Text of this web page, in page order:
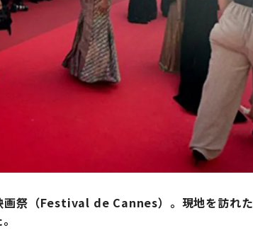
画祭（Festival de Cannes）。現地を訪れた